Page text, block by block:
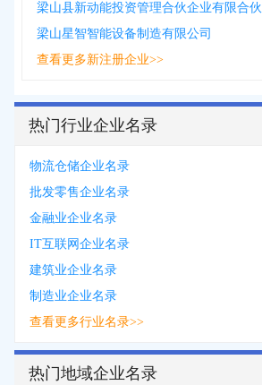
梁山县新动能投资管理合伙企业有限合伙
梁山星智智能设备制造有限公司
查看更多新注册企业>>
热门行业企业名录
物流仓储企业名录
批发零售企业名录
金融业企业名录
IT互联网企业名录
建筑业企业名录
制造业企业名录
查看更多行业名录>>
热门地域企业名录